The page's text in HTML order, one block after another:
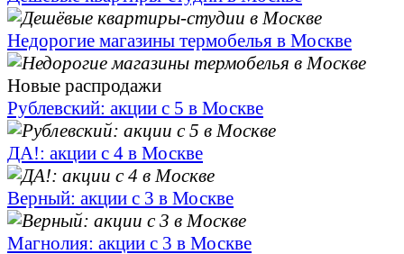
Недорогие магазины термобелья в Москве
Новые распродажи
Рублевский: акции с 5 в Москве
ДА!: акции с 4 в Москве
Верный: акции с 3 в Москве
Магнолия: акции с 3 в Москве